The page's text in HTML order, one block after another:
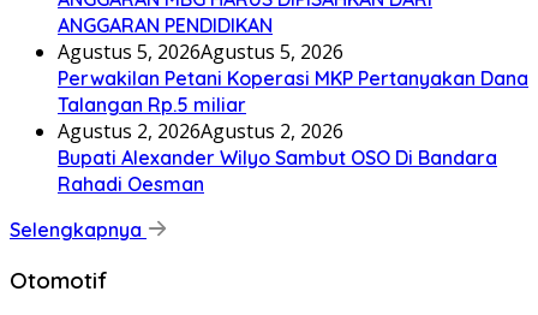
ANGGARAN PENDIDIKAN
Agustus 5, 2026Agustus 5, 2026
Perwakilan Petani Koperasi MKP Pertanyakan Dana
Talangan Rp.5 miliar
Agustus 2, 2026Agustus 2, 2026
Bupati Alexander Wilyo Sambut OSO Di Bandara
Rahadi Oesman
Selengkapnya
Otomotif